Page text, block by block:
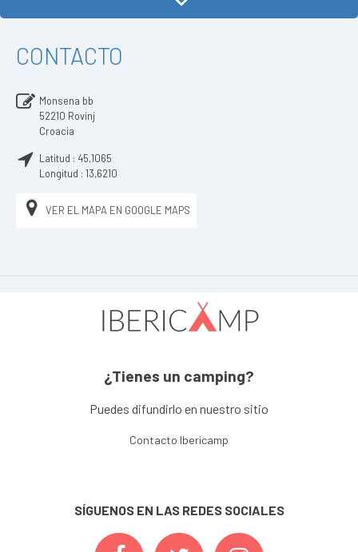
CONTACTO
Monsena bb
52210 Rovinj
Croacia
Latitud : 45,1065
Longitud : 13,6210
VER EL MAPA EN GOOGLE MAPS
¿Tienes un camping?
Puedes difundirlo en nuestro sitio
Contacto Ibericamp
SÍGUENOS EN LAS REDES SOCIALES